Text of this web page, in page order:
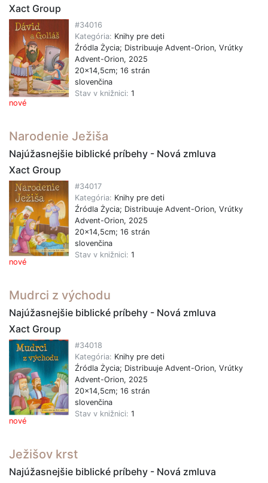
Xact Group
nové
#34016
Kategória: Knihy pre deti
Źródla Życia; Distribuuje Advent-Orion, Vrútky
Advent-Orion, 2025
20x14,5cm; 16 strán
slovenčina
Stav v knižnici: 1
Narodenie Ježiša
Najúžasnejšie biblické príbehy - Nová zmluva
Xact Group
nové
#34017
Kategória: Knihy pre deti
Źródla Życia; Distribuuje Advent-Orion, Vrútky
Advent-Orion, 2025
20x14,5cm; 16 strán
slovenčina
Stav v knižnici: 1
Mudrci z východu
Najúžasnejšie biblické príbehy - Nová zmluva
Xact Group
nové
#34018
Kategória: Knihy pre deti
Źródla Życia; Distribuuje Advent-Orion, Vrútky
Advent-Orion, 2025
20x14,5cm; 16 strán
slovenčina
Stav v knižnici: 1
Ježišov krst
Najúžasnejšie biblické príbehy - Nová zmluva